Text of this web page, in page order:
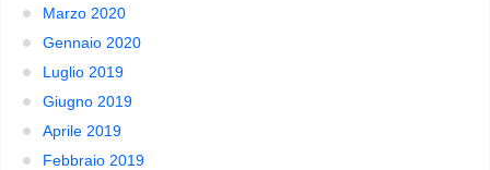
Marzo 2020
Gennaio 2020
Luglio 2019
Giugno 2019
Aprile 2019
Febbraio 2019